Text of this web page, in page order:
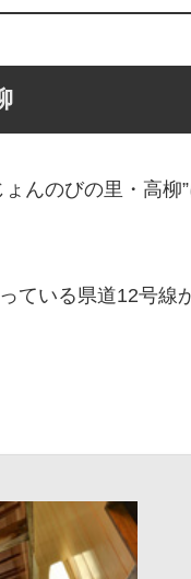
んのびの里・高柳
ている県道12号線